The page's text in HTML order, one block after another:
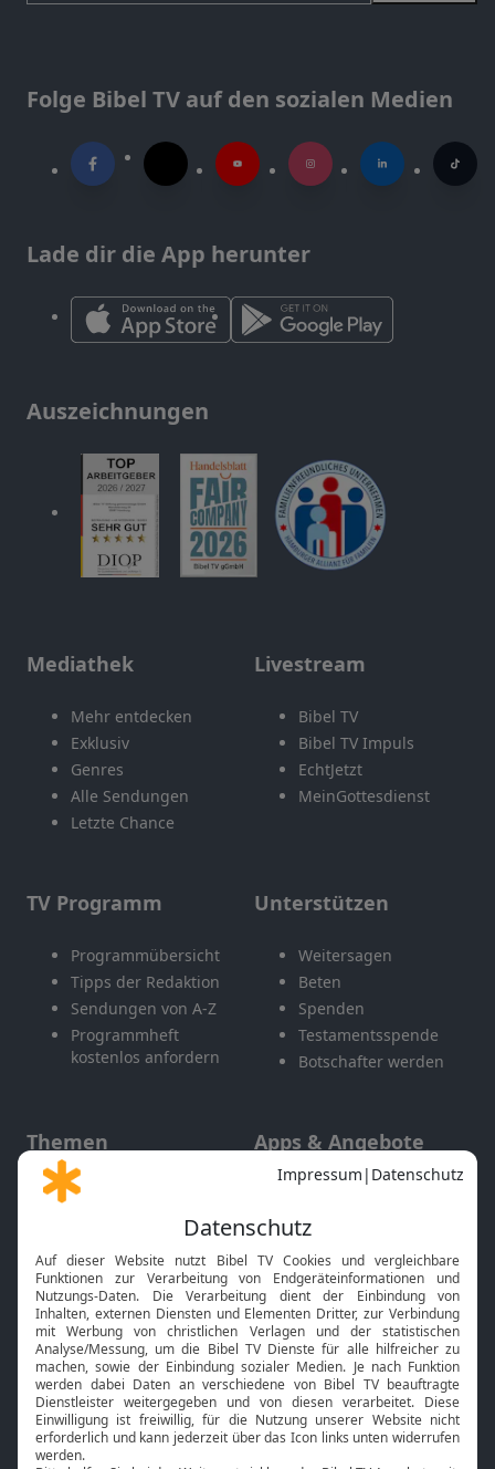
Folge Bibel TV auf den sozialen Medien
Lade dir die App herunter
Auszeichnungen
Mediathek
Mehr entdecken
Exklusiv
Genres
Alle Sendungen
Letzte Chance
Livestream
Bibel TV
Bibel TV Impuls
EchtJetzt
MeinGottesdienst
TV Programm
Programmübersicht
Tipps der Redaktion
Sendungen von A-Z
Programmheft
kostenlos anfordern
Unterstützen
Weitersagen
Beten
Spenden
Testamentsspende
Botschafter werden
Themen
Gott und Bibel erklärt
Neuigkeiten
Apps & Angebote
Mobile App
Smart TV
HbbTV
Bibelthek Online-Bibel
Nächster Gottesdienst
Bibel TV Service